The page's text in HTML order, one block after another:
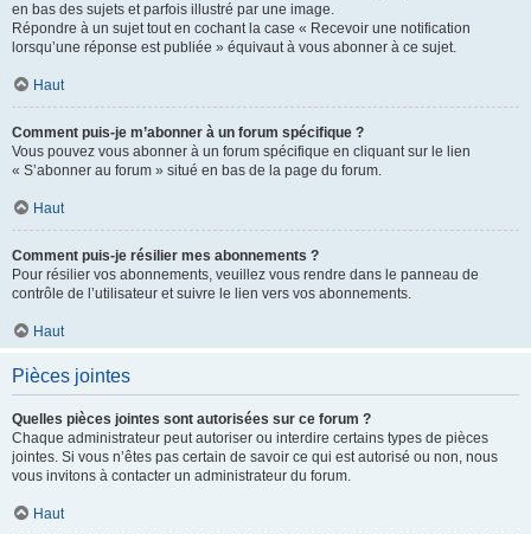
en bas des sujets et parfois illustré par une image.
Répondre à un sujet tout en cochant la case « Recevoir une notification
lorsqu’une réponse est publiée » équivaut à vous abonner à ce sujet.
Haut
Comment puis-je m’abonner à un forum spécifique ?
Vous pouvez vous abonner à un forum spécifique en cliquant sur le lien
« S’abonner au forum » situé en bas de la page du forum.
Haut
Comment puis-je résilier mes abonnements ?
Pour résilier vos abonnements, veuillez vous rendre dans le panneau de
contrôle de l’utilisateur et suivre le lien vers vos abonnements.
Haut
Pièces jointes
Quelles pièces jointes sont autorisées sur ce forum ?
Chaque administrateur peut autoriser ou interdire certains types de pièces
jointes. Si vous n’êtes pas certain de savoir ce qui est autorisé ou non, nous
vous invitons à contacter un administrateur du forum.
Haut